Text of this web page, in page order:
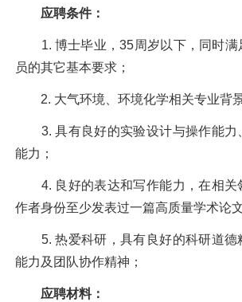
应聘条件：
1. 博士毕业，35周岁以下，同时满
员的其它基本要求；
2. 大气环境、环境化学相关专业背
3.具有良好的实验设计与操作能力
能力；
4. 良好的表达和写作能力，在相关
作者身份至少发表过一篇高质量学术论文
5.热爱科研，具有良好的科研道德
能力及团队协作精神；
应聘材料：